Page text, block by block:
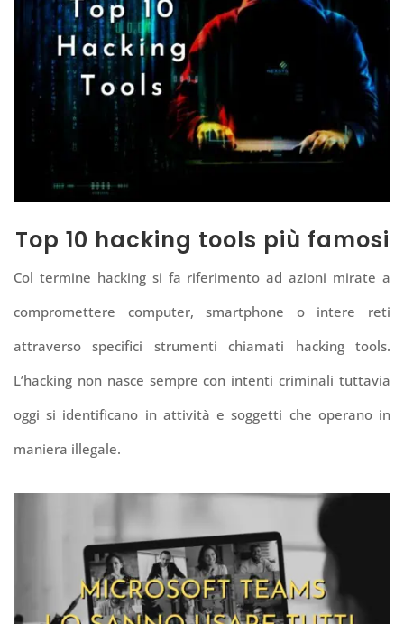
Top 10 hacking tools più famosi
Col termine hacking si fa riferimento ad azioni mirate a
compromettere computer, smartphone o intere reti
attraverso specifici strumenti chiamati hacking tools.
L’hacking non nasce sempre con intenti criminali tuttavia
oggi si identificano in attività e soggetti che operano in
maniera illegale.